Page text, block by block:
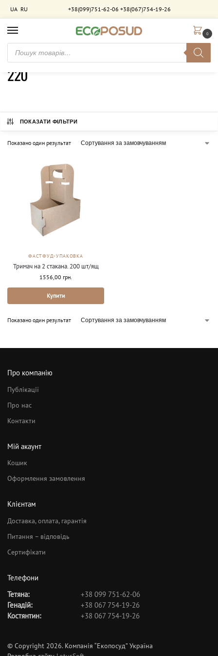
UA RU +38(099)751-62-06 +38(067)754-19-26
0
Головна / Товар Висота (мм)
220
ПОКАЗАТИ ФІЛЬТРИ
Показано один результат
ФАСТФУД-УПАКОВКА
Тримач на 2 стакана. 200 шт/ящ
1556,00 грн.
Купити
Показано один результат
Про компанію
Публікації
Про нас
Контакти
Мій акаунт
Кошик
Оформлення замовлення
Клієнтам
Доставка, оплата, гарантія
Питання – відповідь
Сертифікати
Телефони
Тетяна:
+38 099 751-62-06
Генадій:
+38 067 754-19-26
Костянтин:
+38 067 754-19-26
© Copyright 2026. Компанія “Екопосуд” Україна